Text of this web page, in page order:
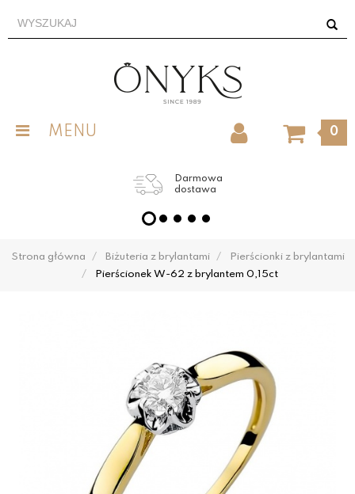
MENU 0
Darmowa
dostawa
Strona główna Biżuteria z brylantami
Pierścionki z brylantami
Pierścionek W-62 z brylantem 0,15ct